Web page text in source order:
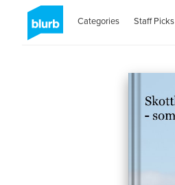
Categories Staff Picks